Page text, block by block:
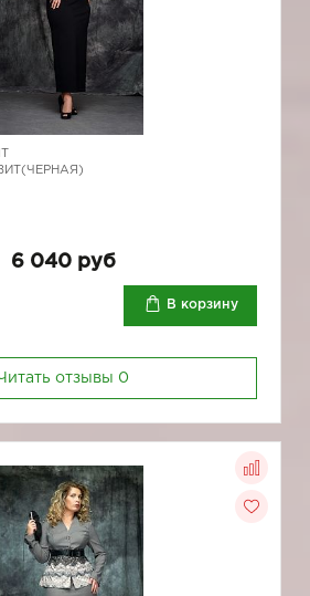
6 040 руб
В корзину
отзывы 0